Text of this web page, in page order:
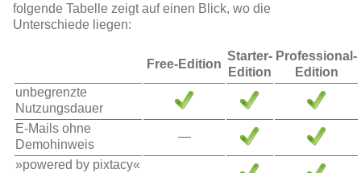
folgende Tabelle zeigt auf einen Blick, wo die
Unterschiede liegen:
Free-Edition
Starter-
Edition
Professional-
Edition
unbegrenzte
Nutzungsdauer
E-Mails ohne
Demohinweis
—
»powered by pixtacy«